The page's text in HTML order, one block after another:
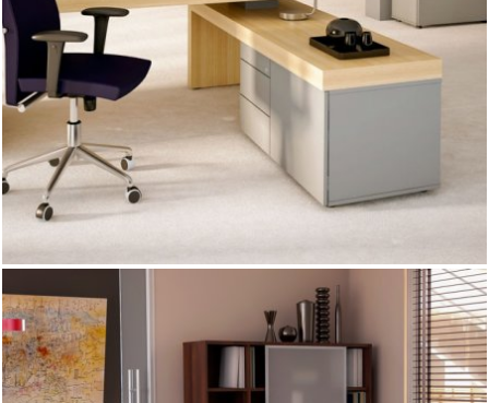
indywidualność, prestiż i komfort pracy.
Linia mebli gabinetowych Auttica nagrodzona została
prestiżowym tytułem „Produkt Roku 2009”. Tytuł „Produkt
Roku” przyznawany jest co roku najlepszym produktom
branży meblarskiej przez miesięcznik „Meble Plus”
Blaty biurek i wieńce szaf i dostawek grubości 80 mm,
oklejane specjalnie dobranym laminatem , szeroka paleta
kolorystyczna do wyboru